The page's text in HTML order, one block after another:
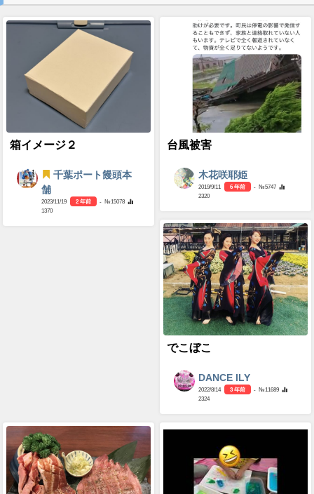
箱イメージ２
千葉ポート饅頭本
舗
2023/11/19 2 年前
- №15078
1370
台風被害
木花咲耶姫
2019/9/11 6 年前
- №5747
2320
でこぼこ
DANCE ILY
2022/8/14 3 年前
- №11689
2324